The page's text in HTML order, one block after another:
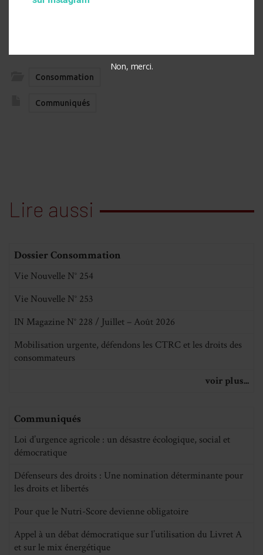
Consommation
Communiqués
Lire aussi
Dossier Consommation
Vie Nouvelle N° 254
Vie Nouvelle N° 253
IN Magazine N° 228 / Juillet – Août 2026
Mobilisation urgente, défendons les CTRC et les droits des
consommateurs
voir plus...
Communiqués
Loi d’urgence agricole : un désastre écologique, social et
démocratique
Défenseurs des droits : Une nomination déterminante pour
les droits et libertés
Pour que le Nutri-Score devienne obligatoire
Appel à un débat démocratique sur l’utilisation du Livret A
et sur le mix énergétique
Non, merci.